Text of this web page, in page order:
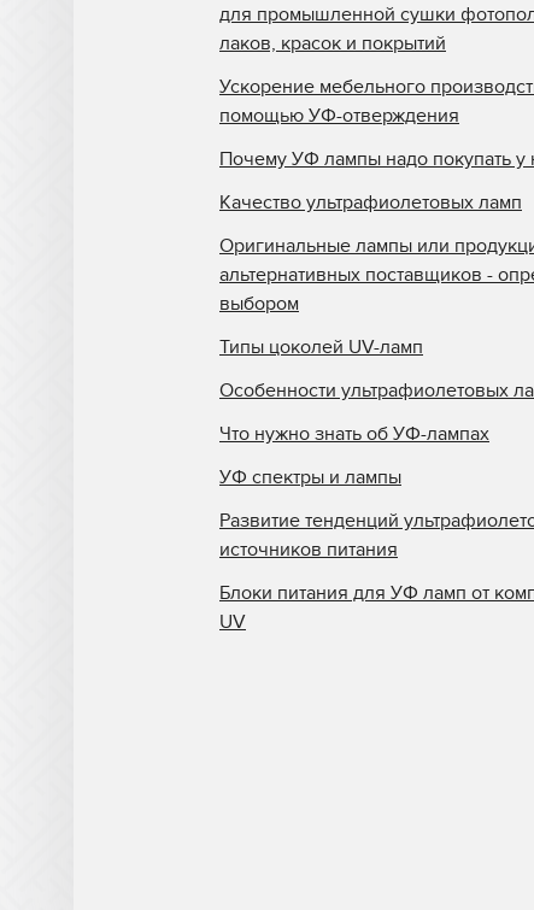
для промышленной сушки
лаков, красок и покрытий
Ускорение мебельного
помощью УФ-отверждения
Почему УФ лампы надо покупать у
Качество ультрафиолетовых ламп
Оригинальные лампы или
альтернативных поставщиков -
выбором
Типы цоколей UV-ламп
Особенности ультрафиолетовых
Что нужно знать об УФ-лампах
УФ спектры и лампы
Развитие тенденций
источников питания
Блоки питания для УФ ламп от
UV